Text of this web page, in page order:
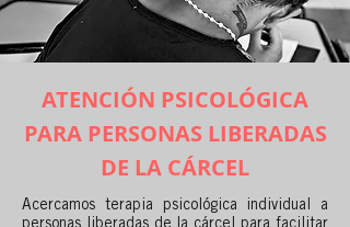
ATENCIÓN PSICOLÓGICA
PARA PERSONAS LIBERADAS
DE LA CÁRCEL
Acercamos terapia psicológica individual a